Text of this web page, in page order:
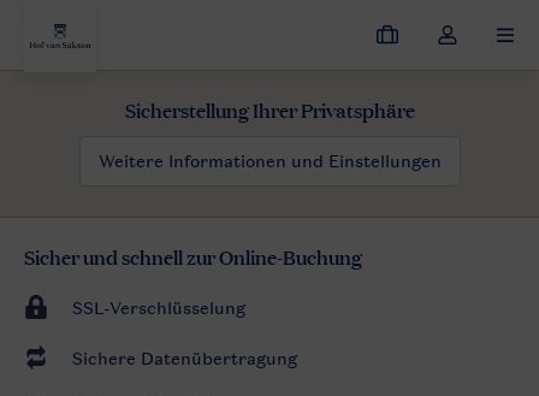
Meine
Dropdown-
Sicherstellung Ihrer Privatsphäre
Weitere Informationen und Einstellungen
Sicher und schnell zur Online-Buchung
SSL-Verschlüsselung
Sichere Datenübertragung